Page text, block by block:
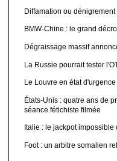
Diffamation ou
BMW-Chine : le grand
Dégraissage massif
La Russie pourrait tester
Le Louvre en état d'urgence
États-Unis : quatre ans de
séance fétichiste filmée
Italie : le jackpot
Foot : un arbitre somalien